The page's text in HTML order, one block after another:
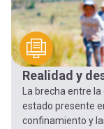
Realidad y
La brecha entre
estado presente
confinamiento y